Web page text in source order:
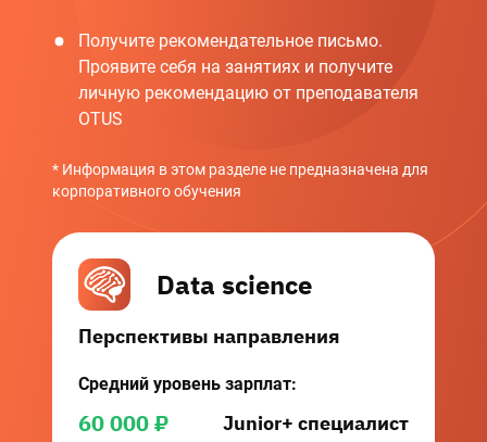
Получите рекомендательное письмо.
Проявите себя на занятиях и получите
личную рекомендацию от преподавателя
OTUS
* Информация в этом разделе не предназначена для
корпоративного обучения
Data science
Перспективы направления
Средний уровень зарплат:
60 000₽ Junior+ специалист